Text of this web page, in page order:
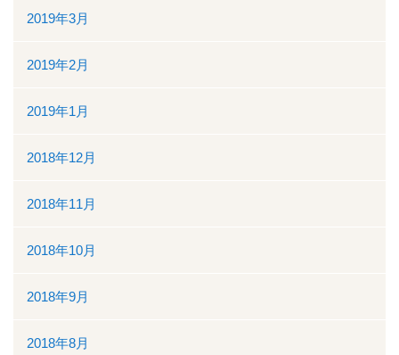
2019年3月
2019年2月
2019年1月
2018年12月
2018年11月
2018年10月
2018年9月
2018年8月